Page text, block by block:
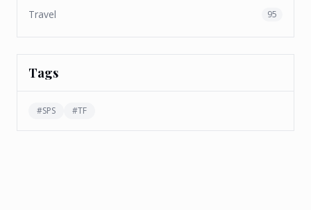
Travel 95
Tags
#SPS #TF